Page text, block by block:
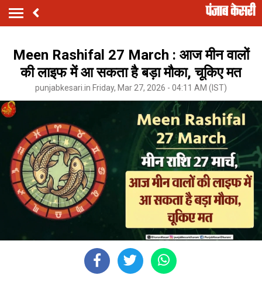
Meen Rashifal 27 March : आज मीन वालों
की लाइफ में आ सकता है बड़ा मौका, चूकिए मत
punjabkesari.in Friday, Mar 27, 2026 - 04:11 AM (IST)